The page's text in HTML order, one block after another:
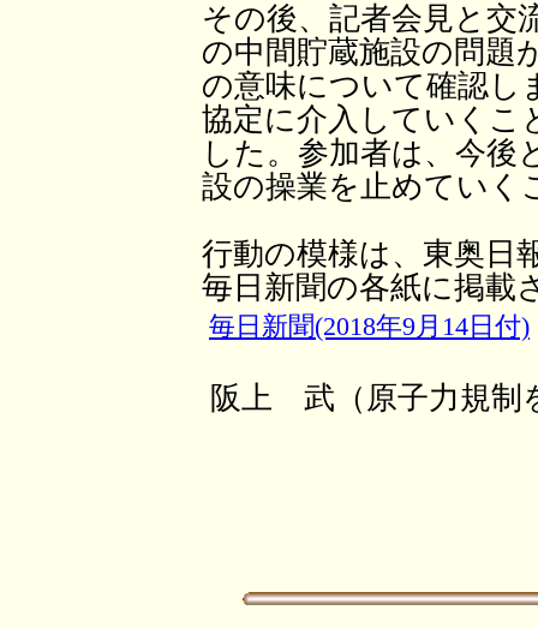
その後、記者会見と交
の中間貯蔵施設の問題
の意味について確認し
協定に介入していくこ
した。参加者は、今後
設の操業を止めていく
行動の模様は、東奥日
毎日新聞の各紙に掲載
毎日新聞(2018年9月14日付)
阪上 武（原子力規制